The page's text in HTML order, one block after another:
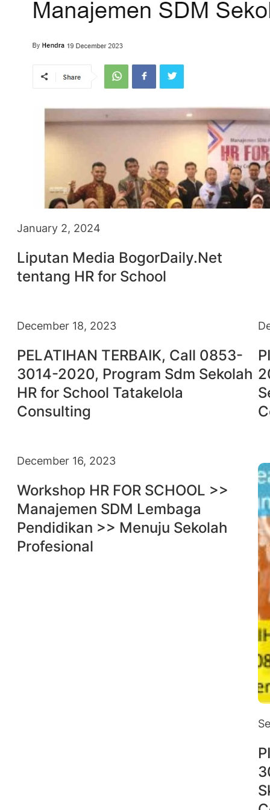
January 2, 2024
Liputan Media BogorDaily.Net
tentang HR for School
December 18, 2023
PELATIHAN TERBAIK, Call 0853-
3014-2020, Program Sdm Sekolah
HR for School Tatakelola
Consulting
December 16, 2023
Workshop HR FOR SCHOOL >>
Manajemen SDM Lembaga
Pendidikan >> Menuju Sekolah
Profesional